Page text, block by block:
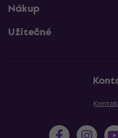
Nákup
Užitečné